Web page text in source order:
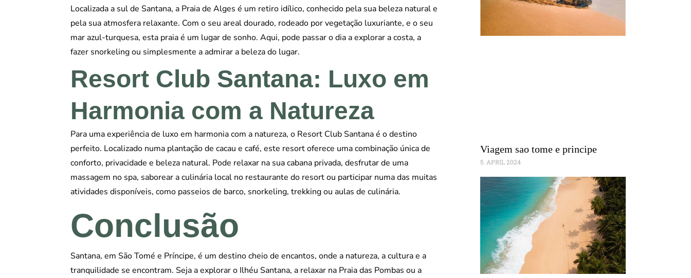
Localizada a sul de Santana, a Praia de Alges é um retiro idílico, conhecido pela sua beleza natural e
pela sua atmosfera relaxante. Com o seu areal dourado, rodeado por vegetação luxuriante, e o seu
mar azul-turquesa, esta praia é um lugar de sonho. Aqui, pode passar o dia a explorar a costa, a
fazer snorkeling ou simplesmente a admirar a beleza do lugar.
Resort Club Santana: Luxo em
Harmonia com a Natureza
Para uma experiência de luxo em harmonia com a natureza, o Resort Club Santana é o destino
perfeito. Localizado numa plantação de cacau e café, este resort oferece uma combinação única de
conforto, privacidade e beleza natural. Pode relaxar na sua cabana privada, desfrutar de uma
massagem no spa, saborear a culinária local no restaurante do resort ou participar numa das muitas
atividades disponíveis, como passeios de barco, snorkeling, trekking ou aulas de culinária.
Conclusão
Santana, em São Tomé e Príncipe, é um destino cheio de encantos, onde a natureza, a cultura e a
tranquilidade se encontram. Seja a explorar o Ilhéu Santana, a relaxar na Praia das Pombas ou a
Viagem sao tome e principe
5. APRIL 2024